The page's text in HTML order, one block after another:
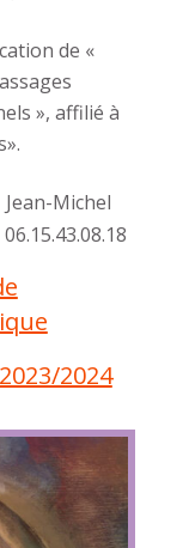
de «
», affilié à
Michel
2024